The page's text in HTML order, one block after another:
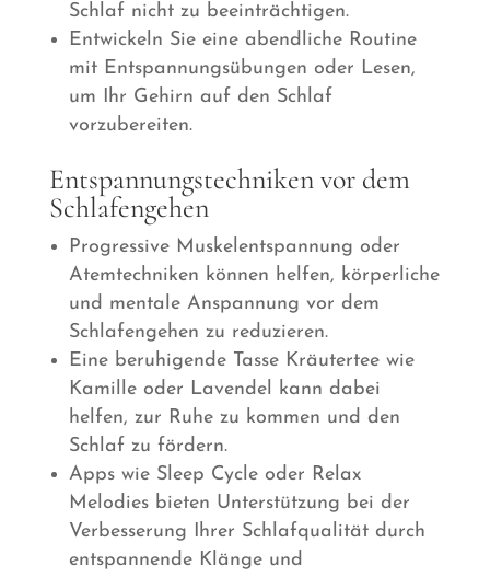
Schlaf nicht zu beeinträchtigen.
Entwickeln Sie eine abendliche Routine
mit Entspannungsübungen oder Lesen,
um Ihr Gehirn auf den Schlaf
vorzubereiten.
Entspannungstechniken vor dem
Schlafengehen
Progressive Muskelentspannung oder
Atemtechniken können helfen, körperliche
und mentale Anspannung vor dem
Schlafengehen zu reduzieren.
Eine beruhigende Tasse Kräutertee wie
Kamille oder Lavendel kann dabei
helfen, zur Ruhe zu kommen und den
Schlaf zu fördern.
Apps wie Sleep Cycle oder Relax
Melodies bieten Unterstützung bei der
Verbesserung Ihrer Schlafqualität durch
entspannende Klänge und